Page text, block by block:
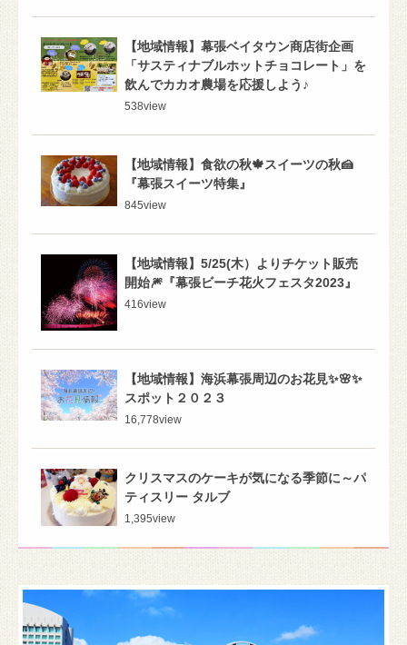
【地域情報】幕張ベイタウン商店街企画
「サスティナブルホットチョコレート」を
飲んでカカオ農場を応援しよう♪
538view
【地域情報】食欲の秋🍁スイーツの秋🍰
『幕張スイーツ特集』
845view
【地域情報】5/25(木）よりチケット販売
開始🎆『幕張ビーチ花火フェスタ2023』
416view
【地域情報】海浜幕張周辺のお花見✨🌸✨
スポット２０２３
16,778view
クリスマスのケーキが気になる季節に～パ
ティスリー タルブ
1,395view